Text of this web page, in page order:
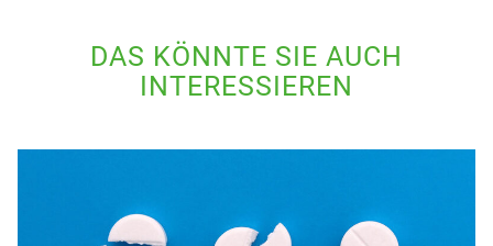
DAS KÖNNTE SIE AUCH
INTERESSIEREN